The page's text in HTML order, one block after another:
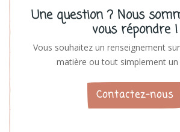
Une question ? Nous
vous répondre !
Vous souhaitez un renseignement
matière ou tout simplement un
Contactez-nous